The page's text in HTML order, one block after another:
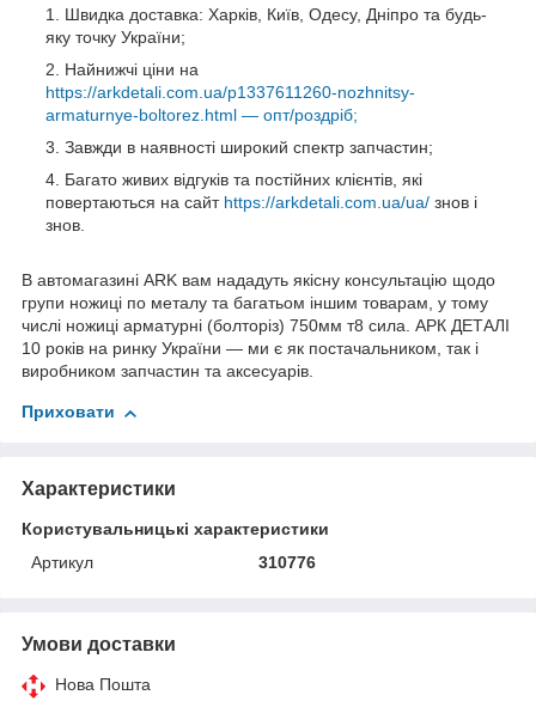
Швидка доставка: Харків, Київ, Одесу, Дніпро та будь-
яку точку України;
Найнижчі ціни на
https://arkdetali.com.ua/p1337611260-nozhnitsy-
armaturnye-boltorez.html — опт/роздріб;
Завжди в наявності широкий спектр запчастин;
Багато живих відгуків та постійних клієнтів, які
повертаються на сайт https://arkdetali.com.ua/ua/ знов і
знов.
В автомагазині ARK вам нададуть якісну консультацію щодо
групи ножиці по металу та багатьом іншим товарам, у тому
числі ножиці арматурні (болторіз) 750мм т8 сила. АРК ДЕТАЛІ
10 років на ринку України — ми є як постачальником, так і
виробником запчастин та аксесуарів.
Приховати
Характеристики
Користувальницькі характеристики
Артикул
310776
Умови доставки
Нова Пошта